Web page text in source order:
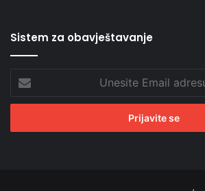
Sistem za obavještavanje
Email
adresu